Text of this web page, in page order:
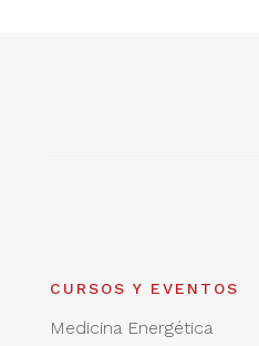
CURSOS Y EVENTOS
Medicina Energética